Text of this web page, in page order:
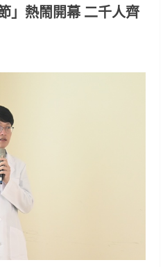
」熱鬧開幕 二千人齊